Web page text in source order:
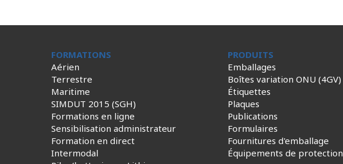
FORMATIONS
Aérien
Terrestre
Maritime
SIMDUT 2015 (SGH)
Formations en ligne
Sensibilisation administrateur
Formation en direct
Intermodal
PRODUITS
Emballages
Boîtes variation ONU (4GV)
Étiquettes
Plaques
Publications
Formulaires
Fournitures d'emballage
Équipements de protection